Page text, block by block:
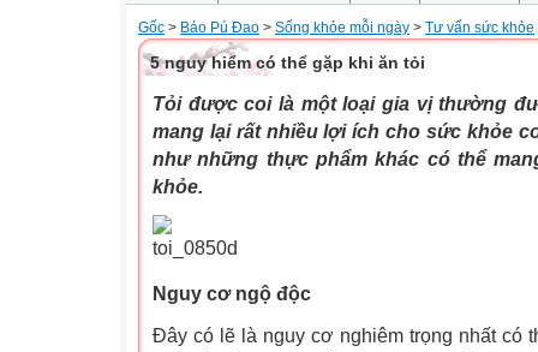
Gốc > Báo Pú Đao > Sống khỏe mỗi ngày > Tư vấn sức khỏe
5 nguy hiểm có thể gặp khi ăn tỏi
Tỏi được coi là một loại gia vị thường
mang lại rất nhiều lợi ích cho sức khỏe
như những thực phẩm khác có thể
khỏe.
Nguy cơ ngộ độc
Đây có lẽ là nguy cơ nghiêm trọng nhất có